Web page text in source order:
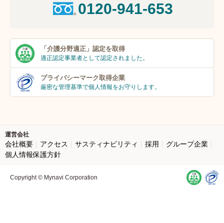
0120-941-653
「介護分野適正」 認定を取得
適正認定事業者として認定されました。
プライバシーマーク取得企業
厳密な管理基準で個人情報をお守りします。
運営会社
会社概要 アクセス サスティナビリティ 採用
グループ企業
個人情報保護方針
Copyright © Mynavi Corporation